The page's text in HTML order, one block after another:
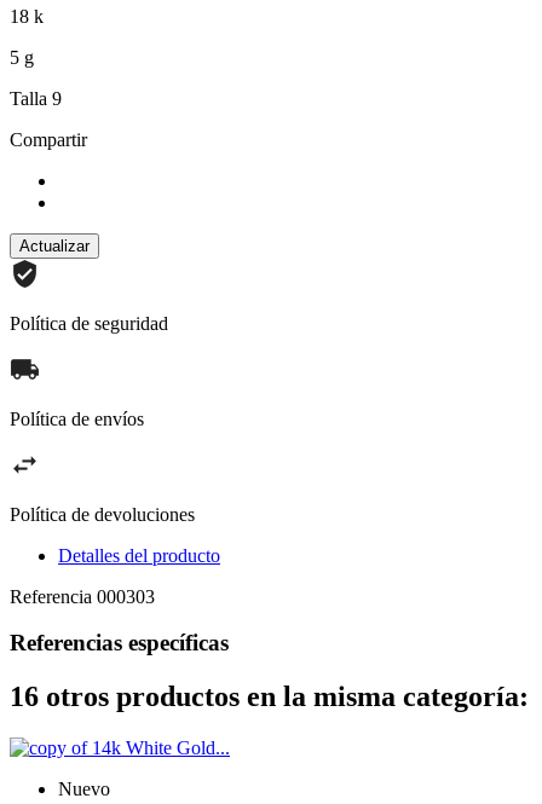
18 k
5 g
Talla 9
Compartir
Política de seguridad
Política de envíos
Política de devoluciones
Detalles del producto
Referencia 000303
Referencias específicas
16 otros productos en la misma categoría:
Nuevo